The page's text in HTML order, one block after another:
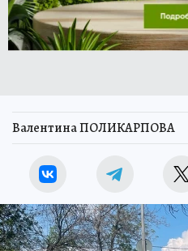
Валентина ПОЛИКАРПОВА